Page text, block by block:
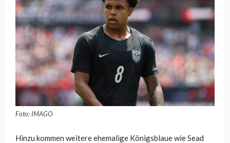
Foto: IMAGO
Hinzu kommen weitere ehemalige Königsblaue wie Sead